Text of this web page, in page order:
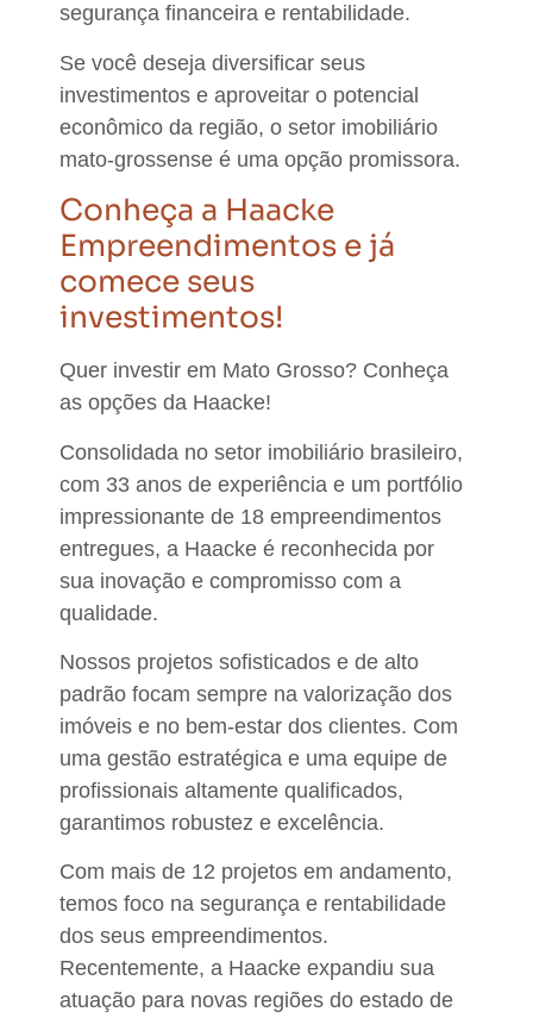
segurança financeira e rentabilidade.
Se você deseja diversificar seus
investimentos e aproveitar o potencial
econômico da região, o setor imobiliário
mato-grossense é uma opção promissora.
Conheça a Haacke
Empreendimentos e já
comece seus
investimentos!
Quer investir em Mato Grosso? Conheça
as opções da Haacke!
Consolidada no setor imobiliário brasileiro,
com 33 anos de experiência e um portfólio
impressionante de 18 empreendimentos
entregues, a Haacke é reconhecida por
sua inovação e compromisso com a
qualidade.
Nossos projetos sofisticados e de alto
padrão focam sempre na valorização dos
imóveis e no bem-estar dos clientes. Com
uma gestão estratégica e uma equipe de
profissionais altamente qualificados,
garantimos robustez e excelência.
Com mais de 12 projetos em andamento,
temos foco na segurança e rentabilidade
dos seus empreendimentos.
Recentemente, a Haacke expandiu sua
atuação para novas regiões do estado de